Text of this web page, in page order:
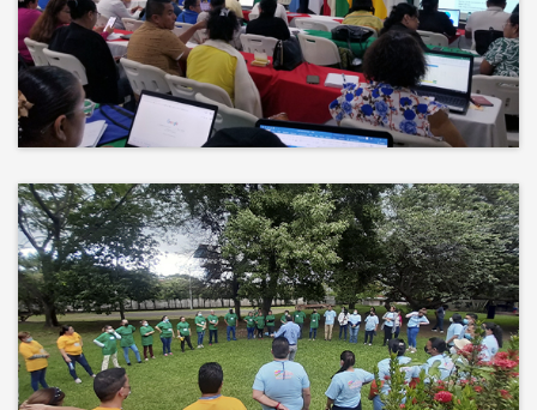
No hay mejor techo que el cielo ni
mejor decorado que la naturaleza.
Más que un auditorio, el corazón
de tu evento